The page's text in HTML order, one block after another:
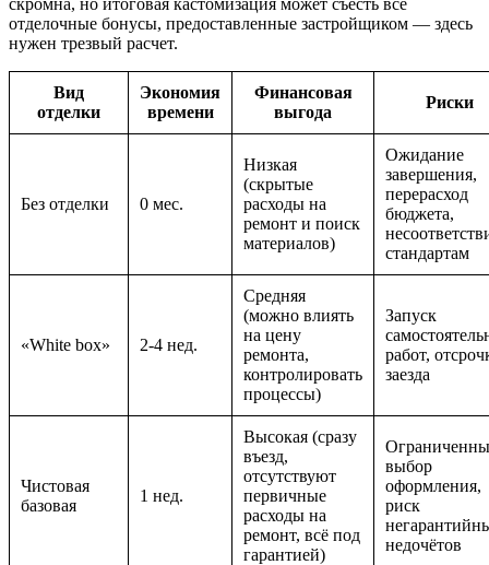
отделочные бонусы, предоставленные застройщиком — здесь
нужен трезвый расчет.
Вид
отделки
Экономия
времени
Финансовая
выгода
Риски
Без отделки 0 мес.
Низкая
(скрытые
расходы на
ремонт и поиск
материалов)
Ожидание
завершения,
перерасход
бюджета,
стандартам
«White box» 2-4 нед.
Средняя
(можно влиять
на цену
ремонта,
контролировать
процессы)
Запуск
работ,
заезда
Чистовая
базовая
1 нед.
Высокая (сразу
въезд,
отсутствуют
первичные
расходы на
ремонт, всё под
гарантией)
выбор
оформления,
риск
недочётов